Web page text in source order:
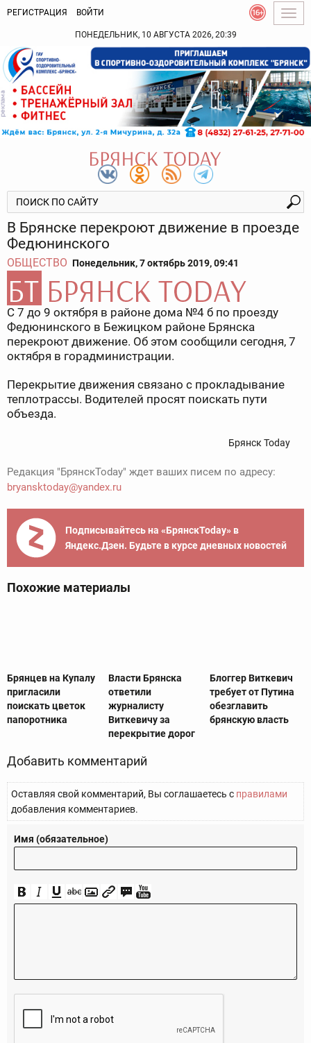
РЕГИСТРАЦИЯ ВОЙТИ
ПОНЕДЕЛЬНИК, 10 АВГУСТА 2026, 20:39
В Брянске перекроют движение в проезде
Федюнинского
ОБЩЕСТВО Понедельник, 7 октябрь 2019, 09:41
С 7 до 9 октября в районе дома №4 б по проезду
Федюнинского в Бежицком районе Брянска
перекроют движение. Об этом сообщили сегодня, 7
октября в горадминистрации.
Перекрытие движения связано с прокладывание
теплотрассы. Водителей просят поискать пути
объезда.
Брянск Today
Редакция "БрянскToday" ждет ваших писем по адресу:
bryansktoday@yandex.ru
Подписывайтесь на «БрянскToday» в
Яндекс.Дзен. Будьте в курсе дневных новостей
Похожие материалы
Брянцев на Купалу
пригласили
поискать цветок
папоротника
Власти Брянска
ответили
журналисту
Виткевичу за
перекрытие дорог
Блоггер Виткевич
требует от Путина
обезглавить
брянскую власть
Добавить комментарий
Оставляя свой комментарий, Вы соглашаетесь с правилами
добавления комментариев.
Имя (обязательное)